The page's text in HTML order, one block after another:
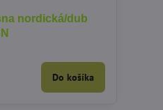
nordická/dub
Do košíka